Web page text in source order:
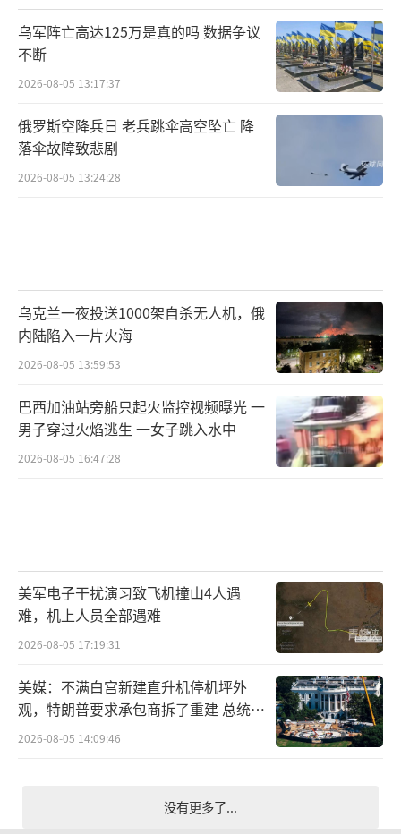
乌军阵亡高达125万是真的吗 数据争议
不断
2026-08-05 13:17:37
俄罗斯空降兵日 老兵跳伞高空坠亡 降
落伞故障致悲剧
2026-08-05 13:24:28
乌克兰一夜投送1000架自杀无人机，俄
内陆陷入一片火海
2026-08-05 13:59:53
巴西加油站旁船只起火监控视频曝光 一
男子穿过火焰逃生 一女子跳入水中
2026-08-05 16:47:28
美军电子干扰演习致飞机撞山4人遇
难，机上人员全部遇难
2026-08-05 17:19:31
美媒：不满白宫新建直升机停机坪外
观，特朗普要求承包商拆了重建 总统审
美重塑工程
2026-08-05 14:09:46
没有更多了...